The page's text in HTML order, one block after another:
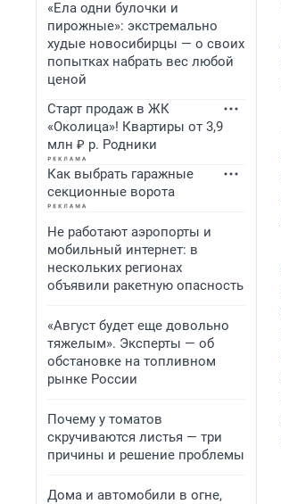
«Ела одни булочки и
пирожные»: экстремально
худые новосибирцы — о своих
попытках набрать вес любой
ценой
Старт продаж в ЖК
«Околица»! Квартиры от 3,9
млн ₽ р. Родники
Как выбрать гаражные
секционные ворота
Не работают аэропорты и
мобильный интернет: в
нескольких регионах
объявили ракетную опасность
«Август будет еще довольно
тяжелым». Эксперты — об
обстановке на топливном
рынке России
Почему у томатов
скручиваются листья — три
причины и решение проблемы
Дома и автомобили в огне,